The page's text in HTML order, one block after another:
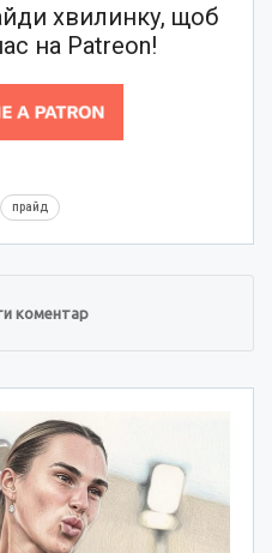
хвилинку, щоб
на Patreon!
прайд
коментар